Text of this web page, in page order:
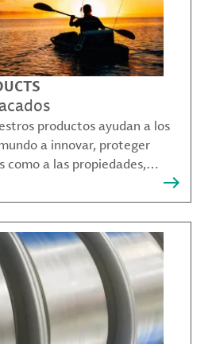
productos ayudan a los
a innovar, proteger
como a las propiedades,
comunicarse y prosperar.